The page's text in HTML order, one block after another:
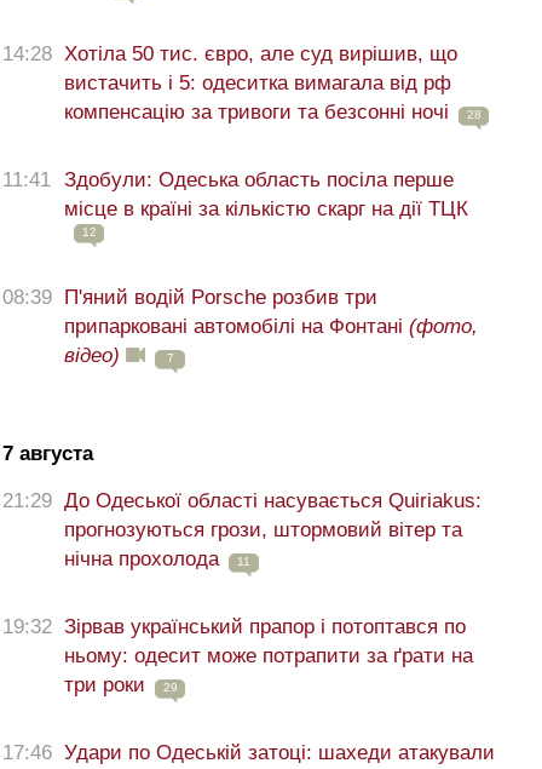
14:28 Хотіла 50 тис. євро, але суд вирішив, що
вистачить і 5: одеситка вимагала від рф
компенсацію за тривоги та безсонні ночі
28
11:41 Здобули: Одеська область посіла перше
місце в країні за кількістю скарг на дії ТЦК
12
08:39
П'яний водій Porsche розбив три
припарковані автомобілі на Фонтані (фото,
відео)
7
7 августа
21:29 До Одеської області насувається Quiriakus:
прогнозуються грози, штормовий вітер та
нічна прохолода
11
19:32 Зірвав український прапор і потоптався по
ньому: одесит може потрапити за ґрати на
три роки
29
17:46 Удари по Одеській затоці: шахеди атакували